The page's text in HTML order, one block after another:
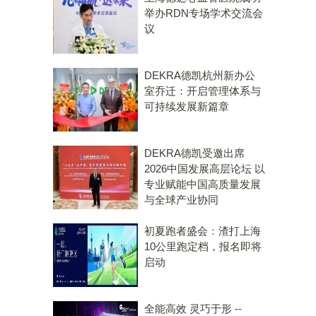
举办RDN专场学术交流会
议
DEKRA德凯杭州新办公
室乔迁：开启管理体系与
可持续发展新篇章
DEKRA德凯受邀出席
2026中国发展高层论坛 以
专业赋能中国高质量发展
与全球产业协同
初夏跑者盛会：渣打上海
10公里跑定档，报名即将
启动
全能高效 灵巧于形 --